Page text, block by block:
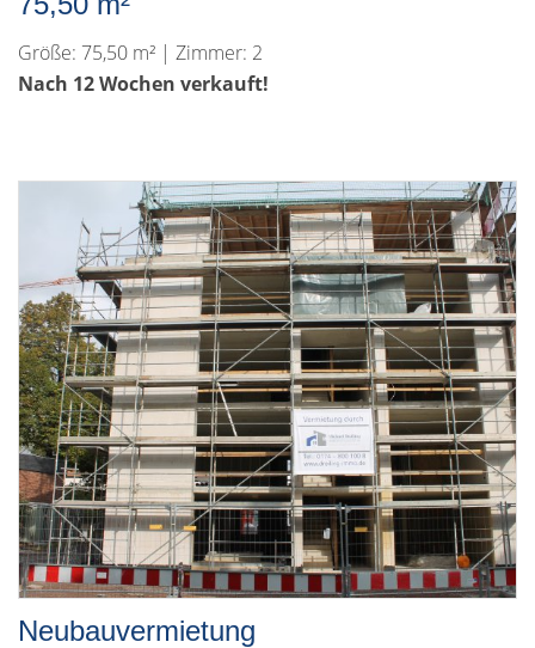
Größe: 75,50 m² | Zimmer: 2
Nach 12 Wochen verkauft!
Neubauvermietung